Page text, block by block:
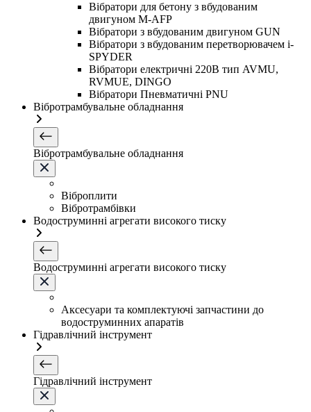
Вібратори для бетону з вбудованим
двигуном M-AFP
Вібратори з вбудованим двигуном GUN
Вібратори з вбудованим перетворювачем i-
SPYDER
Вібратори електричні 220B тип AVMU,
RVMUE, DINGO
Вібратори Пневматичні PNU
Вібротрамбувальне обладнання
Вібротрамбувальне обладнання
Віброплити
Вібротрамбівки
Водоструминні агрегати високого тиску
Водоструминні агрегати високого тиску
Аксесуари та комплектуючі запчастини до
водоструминних апаратів
Гідравлічний інструмент
Гідравлічний інструмент